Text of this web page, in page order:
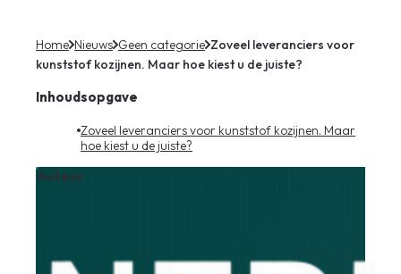
Home Nieuws Geen categorie Zoveel leveranciers voor
kunststof kozijnen. Maar hoe kiest u de juiste?
Inhoudsopgave
Zoveel leveranciers voor kunststof kozijnen. Maar
hoe kiest u de juiste?
Auteur